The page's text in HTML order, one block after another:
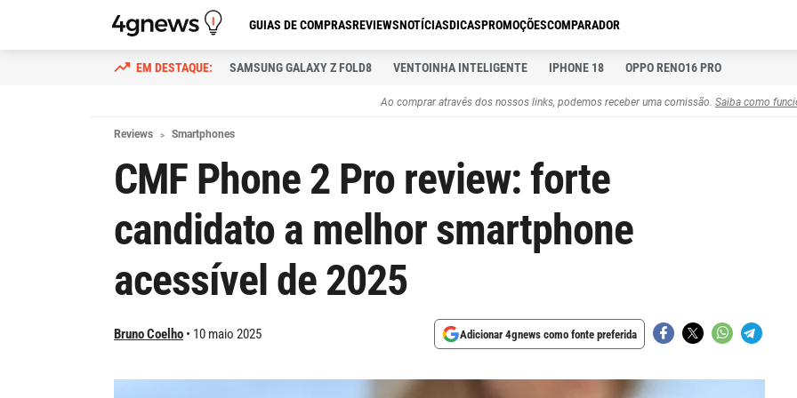
GUIAS DE COMPRASREVIEWSNOTÍCIASDICASPROMOÇÕESCOMPARADOR
SAMSUNG GALAXY Z FOLD8 VENTOINHA INTELIGENTE IPHONE 18 OPPO RENO16 PRO
Ao comprar através dos nossos links, podemos receber uma comissão. Saiba como
Reviews Smartphones
CMF Phone 2 Pro review: forte
candidato a melhor smartphone
acessível de 2025
Bruno Coelho 10 maio 2025 Adicionar 4gnews como fonte preferida